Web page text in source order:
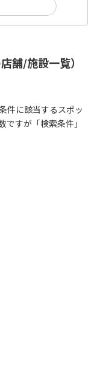
舗/施設一覧）
件に該当するスポッ
ですが「検索条件」